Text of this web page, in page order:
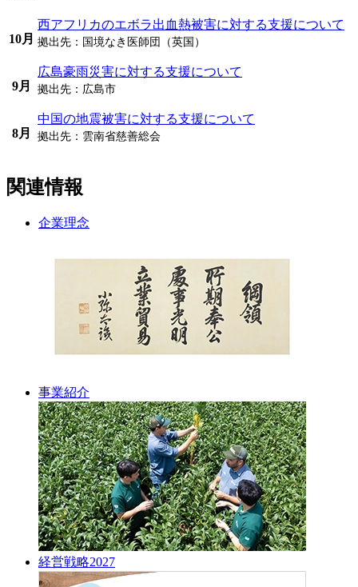
10月
西アフリカのエボラ出血熱被害に対する支援について
拠出先： 国境なき医師団（英国）
9月
広島豪雨災害に対する支援について
拠出先： 広島市
8月
中国の地震被害に対する支援について
拠出先： 雲南省慈善総会
関連情報
企業理念
事業紹介
経営戦略2027